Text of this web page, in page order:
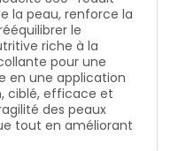
la peau, renforce la
le
riche à la
pour une
en une application
ciblé, efficace et
des peaux
tout en améliorant